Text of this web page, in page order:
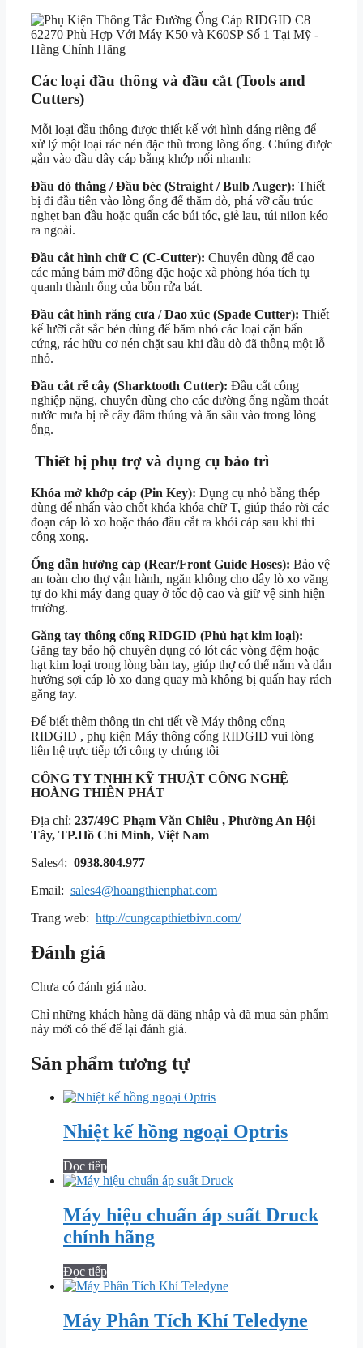
Các loại đầu thông và đầu cắt (Tools and
Cutters)
Mỗi loại đầu thông được thiết kế với hình dáng riêng để
xử lý một loại rác nén đặc thù trong lòng ống. Chúng được
gắn vào đầu dây cáp bằng khớp nối nhanh:
Đầu dò thẳng / Đầu béc (Straight / Bulb Auger): Thiết
bị đi đầu tiên vào lòng ống để thăm dò, phá vỡ cấu trúc
nghẹt ban đầu hoặc quấn các búi tóc, giẻ lau, túi nilon kéo
ra ngoài.
Đầu cắt hình chữ C (C-Cutter): Chuyên dùng để cạo
các mảng bám mỡ đông đặc hoặc xà phòng hóa tích tụ
quanh thành ống của bồn rửa bát.
Đầu cắt hình răng cưa / Dao xúc (Spade Cutter): Thiết
kế lưỡi cắt sắc bén dùng để băm nhỏ các loại cặn bẩn
cứng, rác hữu cơ nén chặt sau khi đầu dò đã thông một lỗ
nhỏ.
Đầu cắt rễ cây (Sharktooth Cutter): Đầu cắt công
nghiệp nặng, chuyên dùng cho các đường ống ngầm thoát
nước mưa bị rễ cây đâm thủng và ăn sâu vào trong lòng
ống.
Thiết bị phụ trợ và dụng cụ bảo trì
Khóa mở khớp cáp (Pin Key): Dụng cụ nhỏ bằng thép
dùng để nhấn vào chốt khóa khóa chữ T, giúp tháo rời các
đoạn cáp lò xo hoặc tháo đầu cắt ra khỏi cáp sau khi thi
công xong.
Ống dẫn hướng cáp (Rear/Front Guide Hoses): Bảo vệ
an toàn cho thợ vận hành, ngăn không cho dây lò xo văng
tự do khi máy đang quay ở tốc độ cao và giữ vệ sinh hiện
trường.
Găng tay thông cống RIDGID (Phủ hạt kim loại):
Găng tay bảo hộ chuyên dụng có lót các vòng đệm hoặc
hạt kim loại trong lòng bàn tay, giúp thợ có thể nắm và dẫn
hướng sợi cáp lò xo đang quay mà không bị quấn hay rách
găng tay.
Để biết thêm thông tin chi tiết về Máy thông cống
RIDGID , phụ kiện Máy thông cống RIDGID vui lòng
liên hệ trực tiếp tới công ty chúng tôi
CÔNG TY TNHH KỸ THUẬT CÔNG NGHỆ
HOÀNG THIÊN PHÁT
Địa chỉ: 237/49C Phạm Văn Chiêu , Phường An Hội
Tây, TP.Hồ Chí Minh, Việt Nam
Sales4: 0938.804.977
Email: sales4@hoangthienphat.com
Trang web: http://cungcapthietbivn.com/
Đánh giá
Chưa có đánh giá nào.
Chỉ những khách hàng đã đăng nhập và đã mua sản phẩm
này mới có thể để lại đánh giá.
Sản phẩm tương tự
Nhiệt kế hồng ngoại Optris
Đọc tiếp
Máy hiệu chuẩn áp suất Druck
chính hãng
Đọc tiếp
Máy Phân Tích Khí Teledyne